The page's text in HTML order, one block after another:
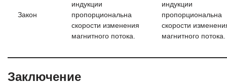
Закон
индукции
пропорциональна
скорости изменения
магнитного потока.
индукции
пропорциональна
скорости
магнитного потока.
Заключение